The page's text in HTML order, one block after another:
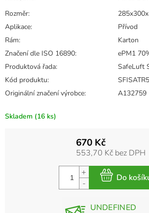
Skladem (16 ks)
Rozměr:
Aplikace:
Přívod
Rám:
Karton
Značení dle ISO 16890:
ePM1
Produktová řada:
SafeLuft
Kód produktu:
Originální značení výrobce: A132759
670 Kč
553,70 Kč bez DPH
UNDEFINED